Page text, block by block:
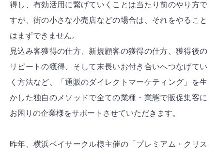
得し、有効活用に繋げていくことは当たり前のやり方で
すが、街の小さな小売店などの場合は、それをやること
はまずできません。
見込み客獲得の仕方、新規顧客の獲得の仕方、獲得後の
リピートの獲得、そして末長いお付き合いへつなげてい
く方法など、「通販のダイレクトマーケティング」を生
かした独自のメソッドで全ての業種・業態で販促集客に
お困りの企業様をサポートさせていただきます。
昨年、横浜ベイサークル様主催の「プレミアム・クリス